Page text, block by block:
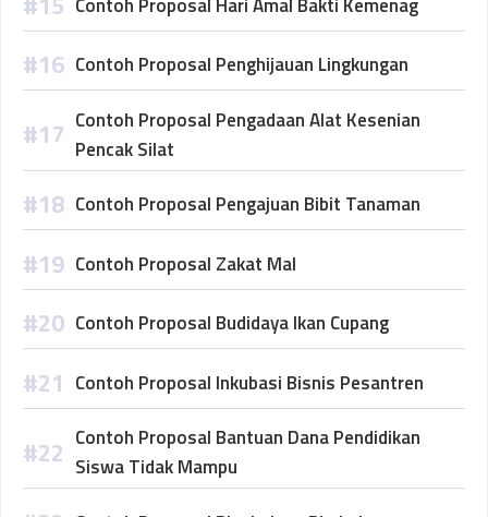
Contoh Proposal Penghijauan Lingkungan
Contoh Proposal Pengadaan Alat Kesenian
Pencak Silat
Contoh Proposal Pengajuan Bibit Tanaman
Contoh Proposal Zakat Mal
Contoh Proposal Budidaya Ikan Cupang
Contoh Proposal Inkubasi Bisnis Pesantren
Contoh Proposal Bantuan Dana Pendidikan
Siswa Tidak Mampu